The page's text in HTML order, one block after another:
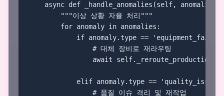
async def _handle_anomalies(self, anomalies:
        """이상 상황 자율 처리"""
        for anomaly in anomalies:
if anomaly.type ==
                # 대체 장비로 재라우팅
await
            elif anomaly.type == 'quality_issue':
                # 품질 이슈 격리 및 재작업